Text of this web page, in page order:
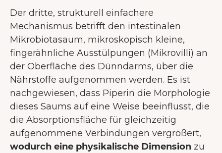
Der dritte, strukturell einfachere
Mechanismus betrifft den intestinalen
Mikrobiotasaum, mikroskopisch kleine,
fingerähnliche Ausstülpungen (Mikrovilli) an
der Oberfläche des Dünndarms, über die
Nährstoffe aufgenommen werden. Es ist
nachgewiesen, dass Piperin die Morphologie
dieses Saums auf eine Weise beeinflusst, die
die Absorptionsfläche für gleichzeitig
aufgenommene Verbindungen vergrößert,
wodurch eine physikalische Dimension zu